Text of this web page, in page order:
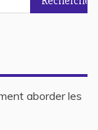
aborder les